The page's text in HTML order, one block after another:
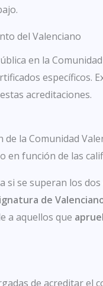
del Valenciano
en la
específicos.
acreditaciones.
de la Comunidad
en función de las
si se superan los dos
de
a aquellos que
de acreditar el